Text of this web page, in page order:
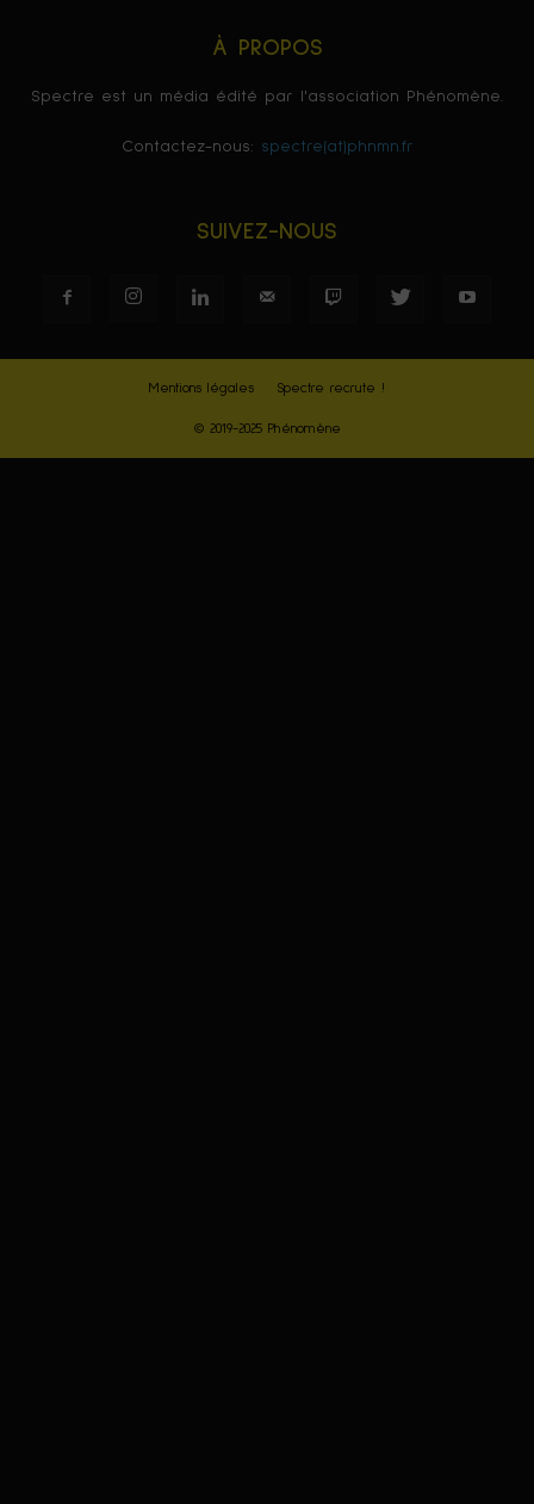
À PROPOS
Spectre est un média édité par l'association Phénomène.
Contactez-nous: spectre(at)phnmn.fr
SUIVEZ-NOUS
Mentions légales Spectre recrute !
© 2019-2025 Phénomène